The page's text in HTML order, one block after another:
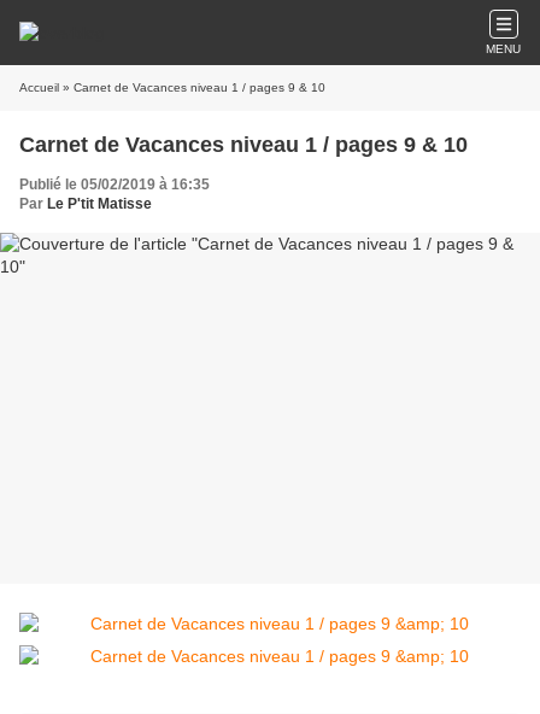
MENU
Accueil » Carnet de Vacances niveau 1 / pages 9 & 10
Carnet de Vacances niveau 1 / pages 9 & 10
Publié le 05/02/2019 à 16:35
Par Le P'tit Matisse